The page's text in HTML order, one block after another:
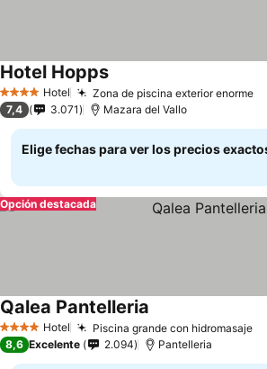
4 EstrellasHotel Zona de piscina exterior enorme
Hotel Hopps
7,4 3.071 Mazara del Vallo
Elige fechas para ver los precios
Opción destacada
4 EstrellasHotel Piscina grande con hidromasaje
Qalea Pantelleria
8,6 Excelente 2.094 Pantelleria